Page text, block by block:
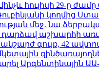
հուլիսի 29-ը ժամը
կողմից
մեջ․ նա
աշխարհի
գույք, 42
Արգենտինային ԱԱ-